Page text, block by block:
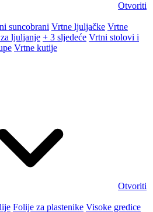
Otvoriti
suncobrani Vrtne ljuljačke Vrtne
ljuljanje + 3 sljedeće Vrtni stolovi i
Vrtne kutije
Otvoriti
Folije za plastenike Visoke gredice